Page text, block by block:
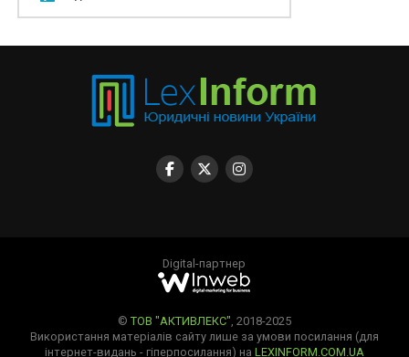
Digital-партнер
© ТОВ "АКТИВЛЕКС" , 2018-2025
Використання матеріалів сайту лише за умови посилання (для
інтернет-видань - гіперпосилання) на LEXINFORM.COM.UA